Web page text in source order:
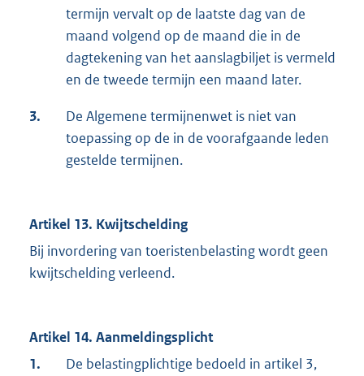
termijn vervalt op de laatste dag van de
maand volgend op de maand die in de
dagtekening van het aanslagbiljet is vermeld
en de tweede termijn een maand later.
3.
De Algemene termijnenwet is niet van
toepassing op de in de voorafgaande leden
gestelde termijnen.
Artikel 13. Kwijtschelding
Bij invordering van toeristenbelasting wordt geen
kwijtschelding verleend.
Artikel 14. Aanmeldingsplicht
1.
De belastingplichtige bedoeld in artikel 3,